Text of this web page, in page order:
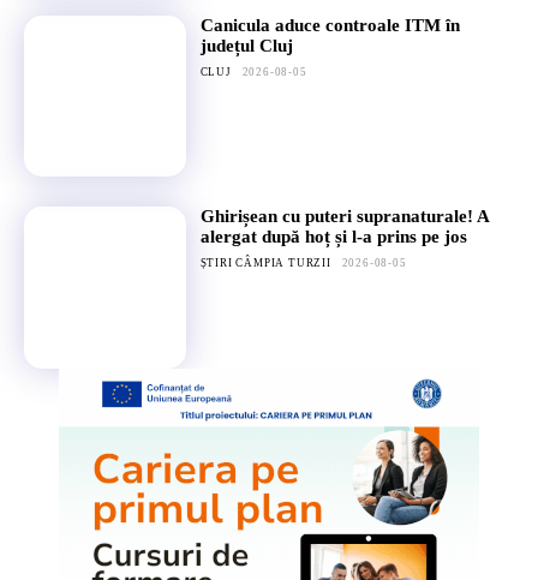
Canicula aduce controale ITM în
județul Cluj
CLUJ 2026-08-05
Ghirișean cu puteri supranaturale! A
alergat după hoț și l-a prins pe jos
ȘTIRI CÂMPIA TURZII 2026-08-05